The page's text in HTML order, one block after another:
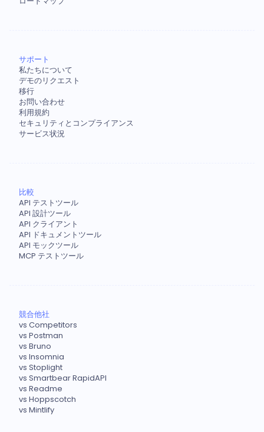
サポート
私たちについて
デモのリクエスト
移行
お問い合わせ
利用規約
セキュリティとコンプライアンス
サービス状況
比較
API テストツール
API 設計ツール
API クライアント
API ドキュメントツール
API モックツール
MCP テストツール
競合他社
vs Competitors
vs Postman
vs Bruno
vs Insomnia
vs Stoplight
vs Smartbear RapidAPI
vs Readme
vs Hoppscotch
vs Mintlify